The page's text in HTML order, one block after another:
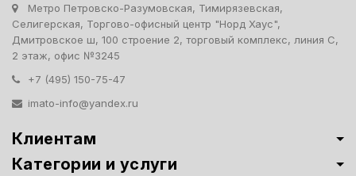
Метро Петровско-Разумовская, Тимирязевская,
Селигерская, Торгово-офисный центр "Норд Хаус",
Дмитровское ш, 100 строение 2, торговый комплекс, линия С,
2 этаж, офис №3245
+7 (495) 150-75-47
imato-info@yandex.ru
Клиентам
Категории и услуги